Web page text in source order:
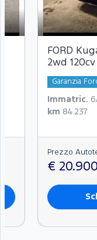
FORD
2wd
Garanzia
Immatric.
km 84.237
Prezzo
€ 20.900